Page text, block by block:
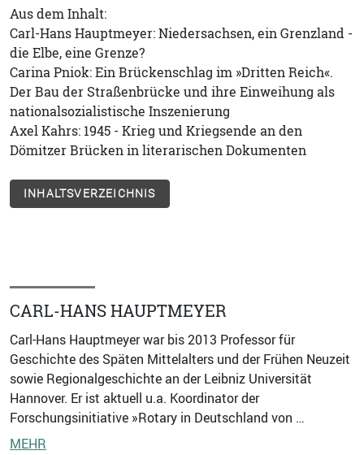
Aus dem Inhalt:
Carl-Hans Hauptmeyer: Niedersachsen, ein Grenzland -
die Elbe, eine Grenze?
Carina Pniok: Ein Brückenschlag im »Dritten Reich«.
Der Bau der Straßenbrücke und ihre Einweihung als
nationalsozialistische Inszenierung
Axel Kahrs: 1945 - Krieg und Kriegsende an den
Dömitzer Brücken in literarischen Dokumenten
INHALTSVERZEICHNIS
CARL-HANS HAUPTMEYER
Carl-Hans Hauptmeyer war bis 2013 Professor für
Geschichte des Späten Mittelalters und der Frühen Neuzeit
sowie Regionalgeschichte an der Leibniz Universität
Hannover. Er ist aktuell u.a. Koordinator der
Forschungsinitiative »Rotary in Deutschland von …
MEHR